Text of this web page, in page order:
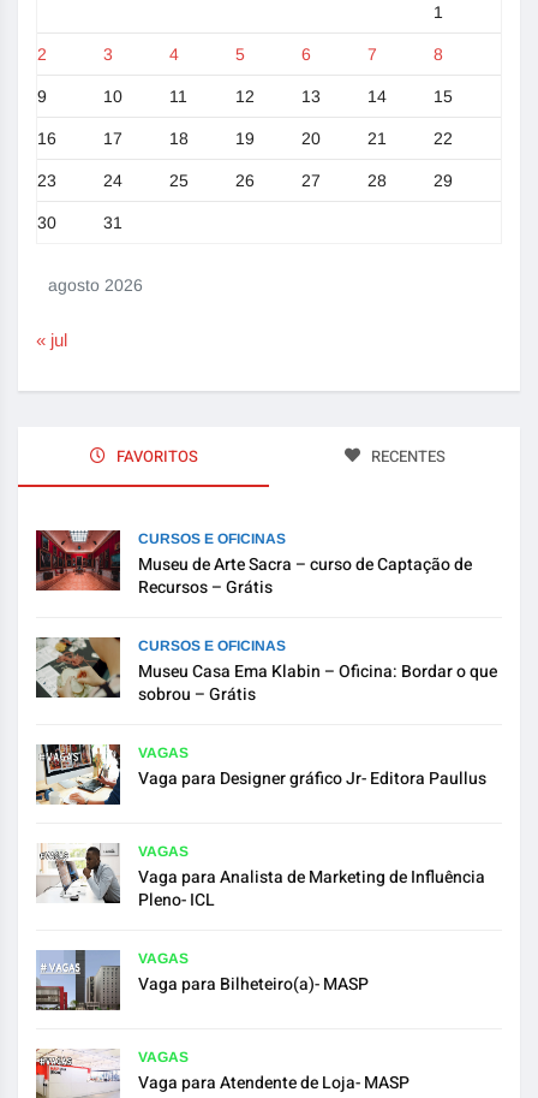
agosto 2026
1
2 3 4 5 6 7 8
9 10 11 12 13 14 15
16 17 18 19 20 21 22
23 24 25 26 27 28 29
30 31
« jul
FAVORITOS RECENTES
CURSOS E OFICINAS
Museu de Arte Sacra – curso de Captação de
Recursos – Grátis
CURSOS E OFICINAS
Museu Casa Ema Klabin – Oficina: Bordar o que
sobrou – Grátis
VAGAS
Vaga para Designer gráfico Jr- Editora Paullus
VAGAS
Vaga para Analista de Marketing de Influência
Pleno- ICL
VAGAS
Vaga para Bilheteiro(a)- MASP
VAGAS
Vaga para Atendente de Loja- MASP